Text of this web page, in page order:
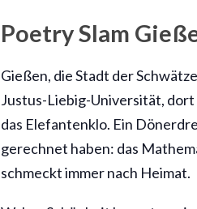
Poetry Slam
Gießen, die Stadt der
Justus-Liebig-Universität,
das Elefantenklo. Ein
gerechnet haben: das
schmeckt immer nach Heimat.